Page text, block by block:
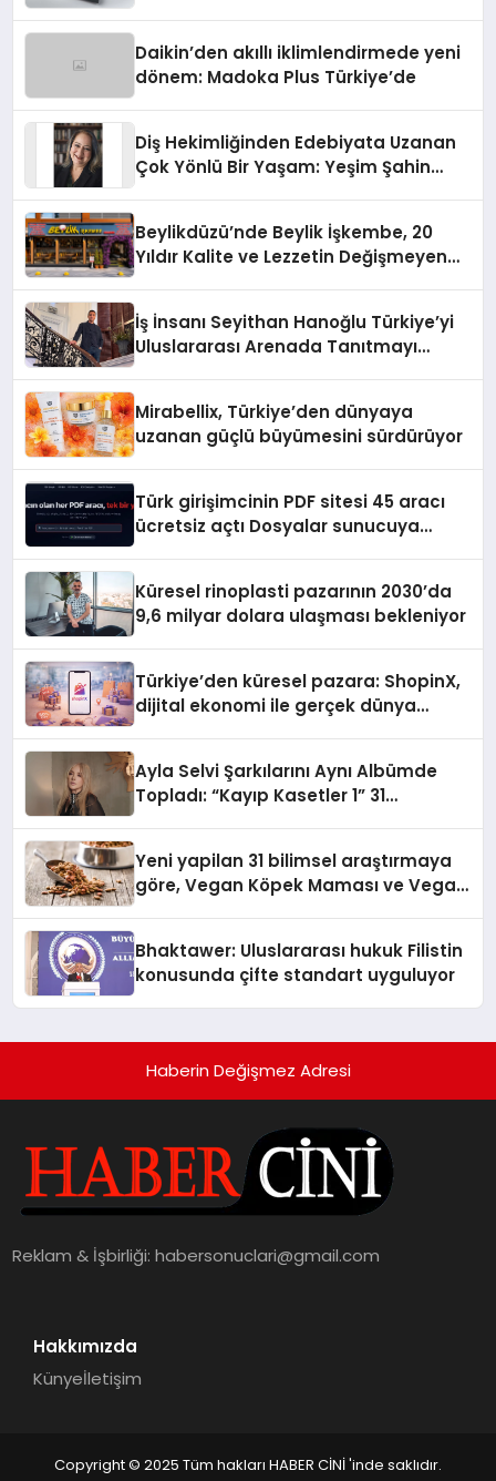
Daikin’den akıllı iklimlendirmede yeni
dönem: Madoka Plus Türkiye’de
Diş Hekimliğinden Edebiyata Uzanan
Çok Yönlü Bir Yaşam: Yeşim Şahin
Beylikdüzü’nde Beylik İşkembe, 20
Yıldır Kalite ve Lezzetin Değişmeyen
İş İnsanı Seyithan Hanoğlu Türkiye’yi
Uluslararası Arenada Tanıtmayı
Mirabellix, Türkiye’den dünyaya
uzanan güçlü büyümesini sürdürüyor
Türk girişimcinin PDF sitesi 45 aracı
ücretsiz açtı Dosyalar sunucuya
Küresel rinoplasti pazarının 2030’da
9,6 milyar dolara ulaşması bekleniyor
Türkiye’den küresel pazara: ShopinX,
dijital ekonomi ile gerçek dünya
Ayla Selvi Şarkılarını Aynı Albümde
Topladı: “Kayıp Kasetler 1” 31
Yeni yapilan 31 bilimsel araştırmaya
göre, Vegan Köpek Maması ve Vegan
Bhaktawer: Uluslararası hukuk Filistin
konusunda çifte standart uyguluyor
Haberin Değişmez Adresi
Reklam & İşbirliği:habersonuclari@gmail.com
Hakkımızda
Künyeİletişim
Copyright © 2025 Tüm hakları HABER CİNİ 'inde saklıdır.